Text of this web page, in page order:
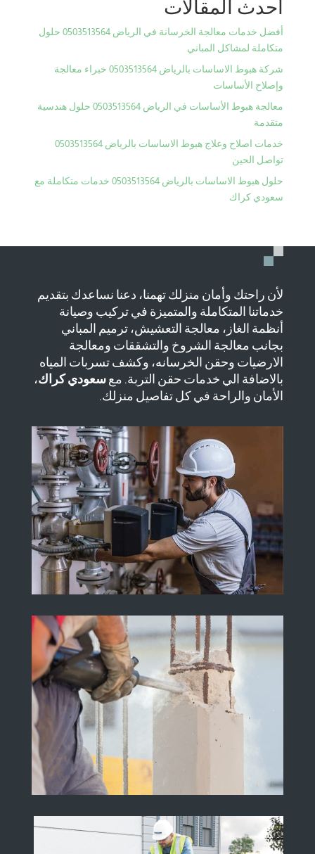
أفضل خدمات معالجة الخرسانة في الرياض 0503513564 حلول
متكاملة لمشاكل المباني
شركة هبوط الاساسات بالرياض 0503513564 خبراء معالجة
وإصلاح الأساسات
معالجة هبوط الأساسات في الرياض 0503513564 حلول هندسية
متقدمة
خدمات اصلاح وعلاج هبوط الاساسات بالرياض 0503513564
تواصل الحين
حلول هبوط الاساسات بالرياض 0503513564 خدمات متكاملة مع
سعودي كراك
لأن راحتك وأمان منزلك تهمنا، دعنا نساعدك بتقديم
خدماتنا المتكاملة والمتميزة في تركيب وصيانة
أنظمة الغاز، معالجة التعشيش، ترميم المباني
بجانب معالجة الشروخ والتشققات ومعالجة
الارضيات وحقن الخرسانه، وكشف تسربات المياه
بالاضافة الي خدمات حقن التربة. مع سعودي كراك،
الأمان والراحة في كل تفاصيل منزلك.